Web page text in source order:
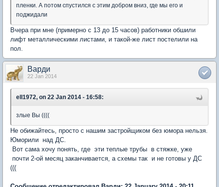
пленки. А потом спустился с этим добром вниз, где мы его и
поджидали
Вчера при мне (примерно с 13 до 15 часов) работники обшили
лифт металлическими листами, и такой-же лист постелили на
пол.
Варди
22 Jan 2014
ell1972, on 22 Jan 2014 - 16:58:
злые Вы ((((
Не обижайтесь, просто с нашим застройщиком без юмора нельзя.
Юморили над ДС.
Вот сама хочу понять, где эти теплые трубы в стяжке, уже
почти 2-ой месяц заканчивается, а схемы так и не готовы у ДС
(((